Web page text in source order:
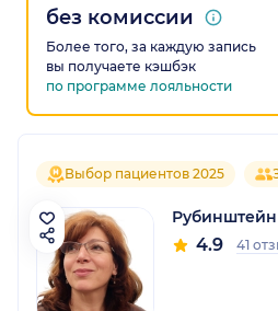
без комиссии
Более того, за каждую запись
вы получаете кэшбэк
по программе лояльности
Выбор пациентов 2025
4.9 41